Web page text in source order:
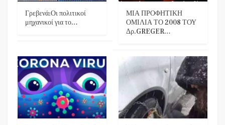
Γρεβενά:Οι πολιτικοί
μηχανικοί για το…
ΜΙΑ ΠΡΟΦΗΤΙΚΗ
ΟΜΙΛΙΑ ΤΟ 2008 ΤΟΥ
Δρ.GREGER…